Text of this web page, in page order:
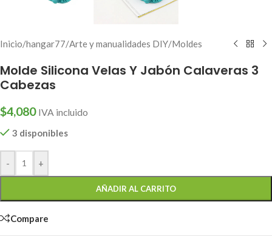
Inicio/hangar77/Arte y manualidades DIY/Moldes
Molde Silicona Velas Y Jabón Calaveras 3
Cabezas
$4,080 IVA incluido
3 disponibles
- +
AÑADIR AL CARRITO
Compare